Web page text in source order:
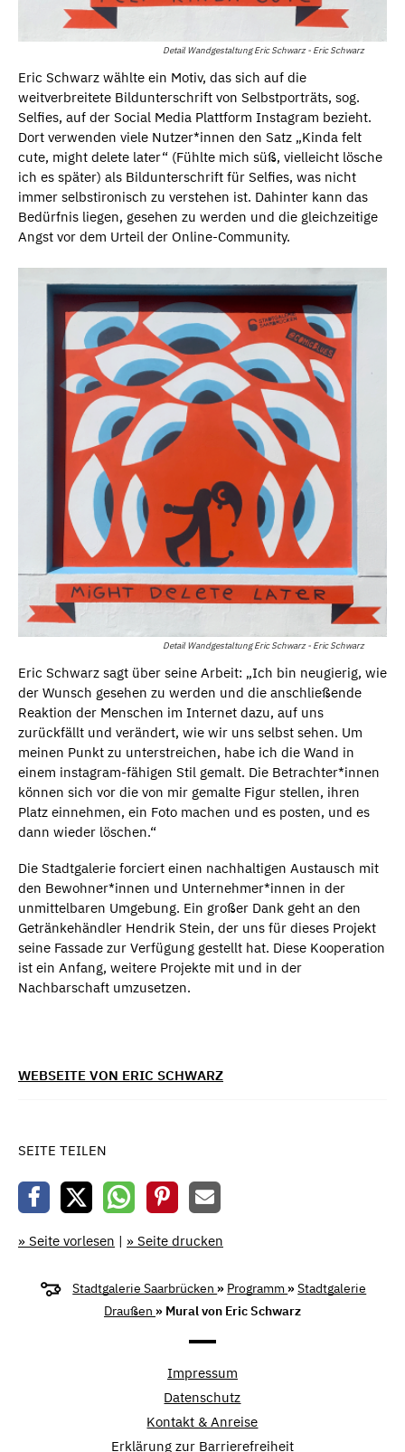
Detail Wandgestaltung Eric Schwarz - Eric Schwarz
Eric Schwarz wählte ein Motiv, das sich auf die
weitverbreitete Bildunterschrift von Selbstporträts, sog.
Selfies, auf der Social Media Plattform Instagram bezieht.
Dort verwenden viele Nutzer*innen den Satz „Kinda felt
cute, might delete later“ (Fühlte mich süß, vielleicht lösche
ich es später) als Bildunterschrift für Selfies, was nicht
immer selbstironisch zu verstehen ist. Dahinter kann das
Bedürfnis liegen, gesehen zu werden und die gleichzeitige
Angst vor dem Urteil der Online-Community.
Detail Wandgestaltung Eric Schwarz - Eric Schwarz
Eric Schwarz sagt über seine Arbeit: „Ich bin neugierig, wie
der Wunsch gesehen zu werden und die anschließende
Reaktion der Menschen im Internet dazu, auf uns
zurückfällt und verändert, wie wir uns selbst sehen. Um
meinen Punkt zu unterstreichen, habe ich die Wand in
einem instagram-fähigen Stil gemalt. Die Betrachter*innen
können sich vor die von mir gemalte Figur stellen, ihren
Platz einnehmen, ein Foto machen und es posten, und es
dann wieder löschen.“
Die Stadtgalerie forciert einen nachhaltigen Austausch mit
den Bewohner*innen und Unternehmer*innen in der
unmittelbaren Umgebung. Ein großer Dank geht an den
Getränkehändler Hendrik Stein, der uns für dieses Projekt
seine Fassade zur Verfügung gestellt hat. Diese Kooperation
ist ein Anfang, weitere Projekte mit und in der
Nachbarschaft umzusetzen.
WEBSEITE VON ERIC SCHWARZ
SEITE TEILEN
» Seite vorlesen | » Seite drucken
Stadtgalerie Saarbrücken » Programm »Stadtgalerie
Draußen » Mural von Eric Schwarz
Impressum
Datenschutz
Kontakt & Anreise
Erklärung zur Barrierefreiheit